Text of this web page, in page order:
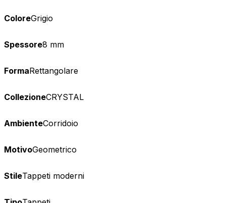
ColoreGrigio
Spessore8 mm
FormaRettangolare
CollezioneCRYSTAL
AmbienteCorridoio
MotivoGeometrico
StileTappeti moderni